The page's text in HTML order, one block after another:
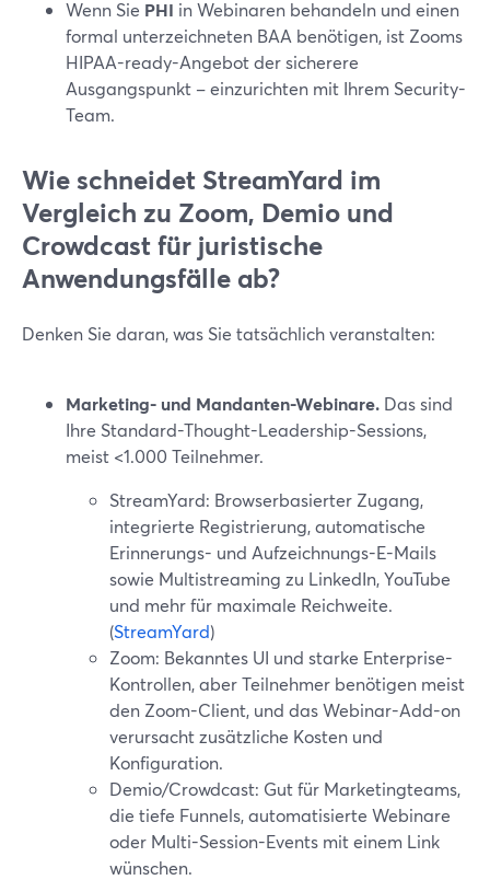
Wenn Sie PHI in Webinaren behandeln und einen
formal unterzeichneten BAA benötigen, ist Zooms
HIPAA-ready-Angebot der sicherere
Ausgangspunkt – einzurichten mit Ihrem Security-
Team.
Wie schneidet StreamYard im
Vergleich zu Zoom, Demio und
Crowdcast für juristische
Anwendungsfälle ab?
Denken Sie daran, was Sie tatsächlich veranstalten:
Marketing- und Mandanten-Webinare. Das sind
Ihre Standard-Thought-Leadership-Sessions,
meist <1.000 Teilnehmer.
StreamYard: Browserbasierter Zugang,
integrierte Registrierung, automatische
Erinnerungs- und Aufzeichnungs-E-Mails
sowie Multistreaming zu LinkedIn, YouTube
und mehr für maximale Reichweite.
(StreamYard)
Zoom: Bekanntes UI und starke Enterprise-
Kontrollen, aber Teilnehmer benötigen meist
den Zoom-Client, und das Webinar-Add-on
verursacht zusätzliche Kosten und
Konfiguration.
Demio/Crowdcast: Gut für Marketingteams,
die tiefe Funnels, automatisierte Webinare
oder Multi-Session-Events mit einem Link
wünschen.